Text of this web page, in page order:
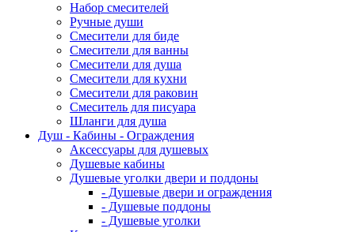
Набор смесителей
Ручные души
Смесители для биде
Смесители для ванны
Смесители для душа
Смесители для кухни
Смесители для раковин
Смеситель для писуара
Шланги для душа
Душ - Кабины - Ограждения
Аксессуары для душевых
Душевые кабины
Душевые уголки двери и поддоны
- Душевые двери и ограждения
- Душевые поддоны
- Душевые уголки